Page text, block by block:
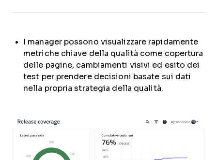
I manager possono visualizzare rapidamente
metriche chiave della qualità come copertura
delle pagine, cambiamenti visivi ed esito dei
test per prendere decisioni basate sui dati
nella propria strategia della qualità.